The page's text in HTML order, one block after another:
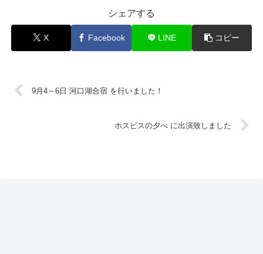
シェアする
X Facebook LINE コピー
9月4～6日 河口湖合宿 を行いました！
ホスピスの夕べ に出演致しました